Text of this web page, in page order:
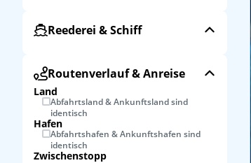
Reederei & Schiff
Routenverlauf & Anreise
Land
Abfahrtsland & Ankunftsland sind
identisch
Hafen
Abfahrtshafen & Ankunftshafen sind
identisch
Zwischenstopp